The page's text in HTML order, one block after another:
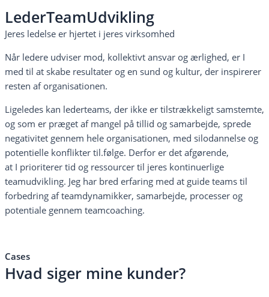
LederTeamUdvikling
Jeres ledelse er hjertet i jeres virksomhed
Når ledere udviser mod, kollektivt ansvar og ærlighed, er I
med til at skabe resultater og en sund og kultur, der inspirerer
resten af organisationen.
Ligeledes kan lederteams, der ikke er tilstrækkeligt samstemte,
og som er præget af mangel på tillid og samarbejde, sprede
negativitet gennem hele organisationen, med silodannelse og
potentielle konflikter til.følge. Derfor er det afgørende,
at I prioriterer tid og ressourcer til jeres kontinuerlige
teamudvikling. Jeg har bred erfaring med at guide teams til
forbedring af teamdynamikker, samarbejde, processer og
potentiale gennem teamcoaching.
Cases
Hvad siger mine kunder?